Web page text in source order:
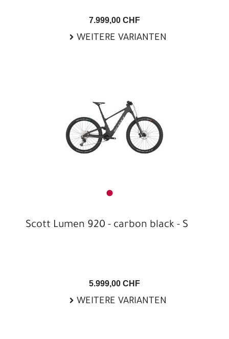
7.999,00 CHF
WEITERE VARIANTEN
Scott Lumen 920 - carbon black - S
5.999,00 CHF
WEITERE VARIANTEN